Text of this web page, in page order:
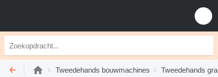
Tweedehands bouwmachines Tweedehands